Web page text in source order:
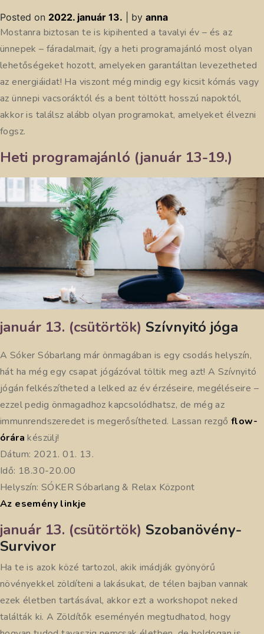
Posted on 2022. január 13. by anna
Mostanra biztosan te is kipihented a tavalyi év – és az
ünnepek – fáradalmait, így a heti programajánló most olyan
lehetőségeket hozott, amelyeken garantáltan levezetheted
az energiáidat! Ha viszont még mindig egy kicsit kómás vagy
az ünnepi vacsoráktól és a bent töltött hosszú napoktól,
akkor is találsz alább olyan programokat, amelyeket élvezni
fogsz.
Heti programajánló (január 13-19.)
január 13. (csütörtök) Szívnyitó jóga
A Sóker Sóbarlang már önmagában is egy csodás helyszín,
hát ha még egy csapat jógázóval töltik meg azt! A Szívnyitó
jógán felkészítheted a lelked az év érzéseire, megéléseire –
ezzel pedig önmagadhoz kapcsolódhatsz, de még az
immunrendszeredet is megerősítheted. Lassan rezgő flow-
órára készülj!
Dátum: 2021. 01. 13.
Idő: 18.30-20.00
Helyszín: SÓKER Sóbarlang & Relax Központ
Az esemény linkje
január 13. (csütörtök) Szobanövény-
Survivor
Ha te is azok közé tartozol, akik imádják gyönyörű
növényekkel zöldíteni a lakásukat, de télen bajban vannak
ezek életben tartásával, akkor ezt a workshopot neked
találták ki. A Zöldítők eseményén megtudhatod, hogy